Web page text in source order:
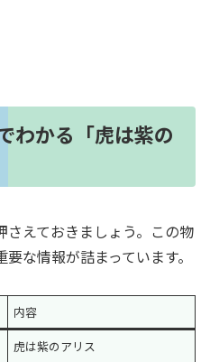
わかる「虎は紫の
さえておきましょう。この物
な情報が詰まっています。
内容
虎は紫のアリス